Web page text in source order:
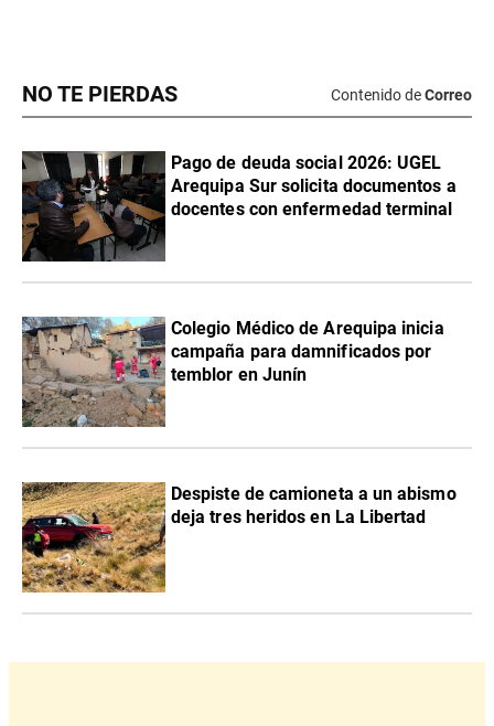
NO TE PIERDAS Contenido deCorreo
Pago de deuda social 2026: UGEL
Arequipa Sur solicita documentos a
docentes con enfermedad terminal
Colegio Médico de Arequipa inicia
campaña para damnificados por
temblor en Junín
Despiste de camioneta a un abismo
deja tres heridos en La Libertad